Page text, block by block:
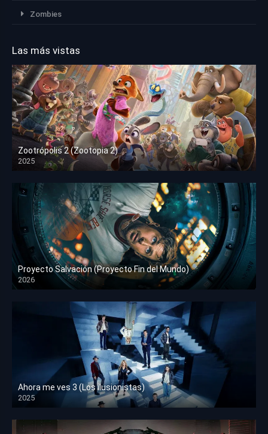
Zombies
Las más vistas
Zootrópolis 2 (Zootopia 2)
2025
HD 1080p
Proyecto Salvación (Proyecto Fin del Mundo)
2026
HD 1080p
Ahora me ves 3 (Los ilusionistas)
2025
HD 1080p